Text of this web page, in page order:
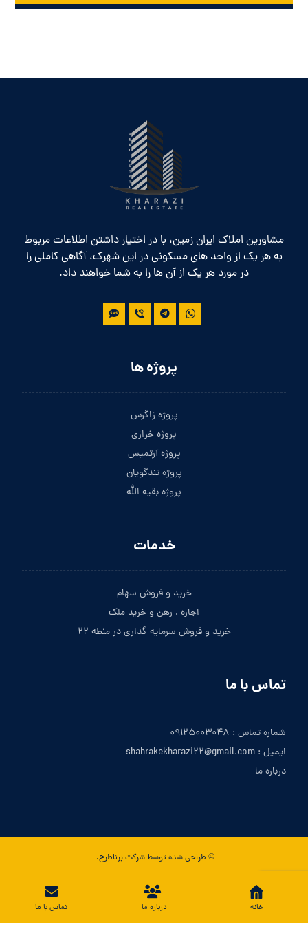
مشاورین املاک ایران زمین، با در اختیار داشتن اطلاعات مربوط
به هر یک از واحد های مسکونی در این شهرک، آگاهی کاملی را
در مورد هر یک از آن ها را به شما خواهند داد.
پروژه ها
پروژه زاگرس
پروژه خرازی
پروژه آرتمیس
پروژه تندگویان
پروژه بقیه الله
خدمات
خرید و فروش سهام
اجاره ، رهن و خرید ملک
خرید و فروش سرمایه گذاری در منطه ۲۲
تماس با ما
شماره تماس : ۰۹۱۲۵۰۰۳۰۴۸
ایمیل : shahrakekharazi۲۲@gmail.com
درباره ما
© طراحی شده توسط شرکت برناطرح.
تماس با ما خانه درباره ما تماس با ما